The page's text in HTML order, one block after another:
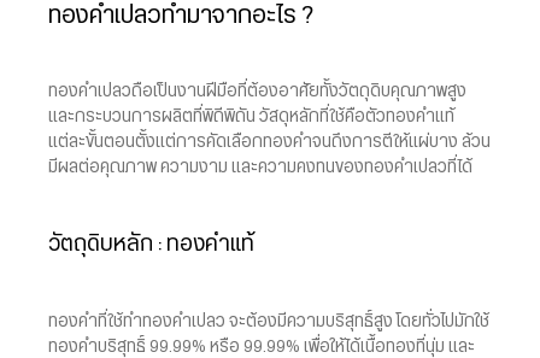
ทองคำเปลวทำมาจากอะไร ?
ทองคำเปลวถือเป็นงานฝีมือที่ต้องอาศัยทั้งวัตถุดิบคุณภาพสูง
และกระบวนการผลิตที่พิถีพิถัน วัสดุหลักที่ใช้คือตัวทองคำแท้
แต่ละขั้นตอนตั้งแต่การคัดเลือกทองคำจนถึงการตีให้แผ่บาง ล้วน
มีผลต่อคุณภาพ ความงาม และความคงทนของทองคำเปลวที่ได้
วัตถุดิบหลัก : ทองคำแท้
ทองคำที่ใช้ทำทองคำเปลว จะต้องมีความบริสุทธิ์สูง โดยทั่วไปมักใช้
ทองคำบริสุทธิ์ 99.99% หรือ 99.99% เพื่อให้ได้เนื้อทองที่นุ่ม และ